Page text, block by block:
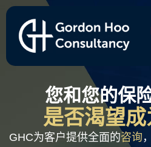
您和您的保
是否渴望成
GHC为客户提供全面的咨询